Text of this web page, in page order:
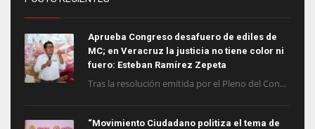
Aprueba Congreso desafuero de ediles de
MC; en Veracruz la justicia no tiene color ni
fuero: Esteban Ramírez Zepeta
Tras la resolución emitida por el Pleno del Con...
“Movimiento Ciudadano politiza el tema de